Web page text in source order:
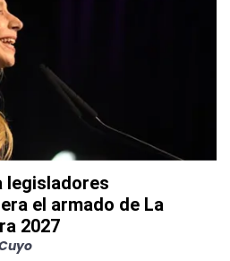
legisladores
el armado de La
2027